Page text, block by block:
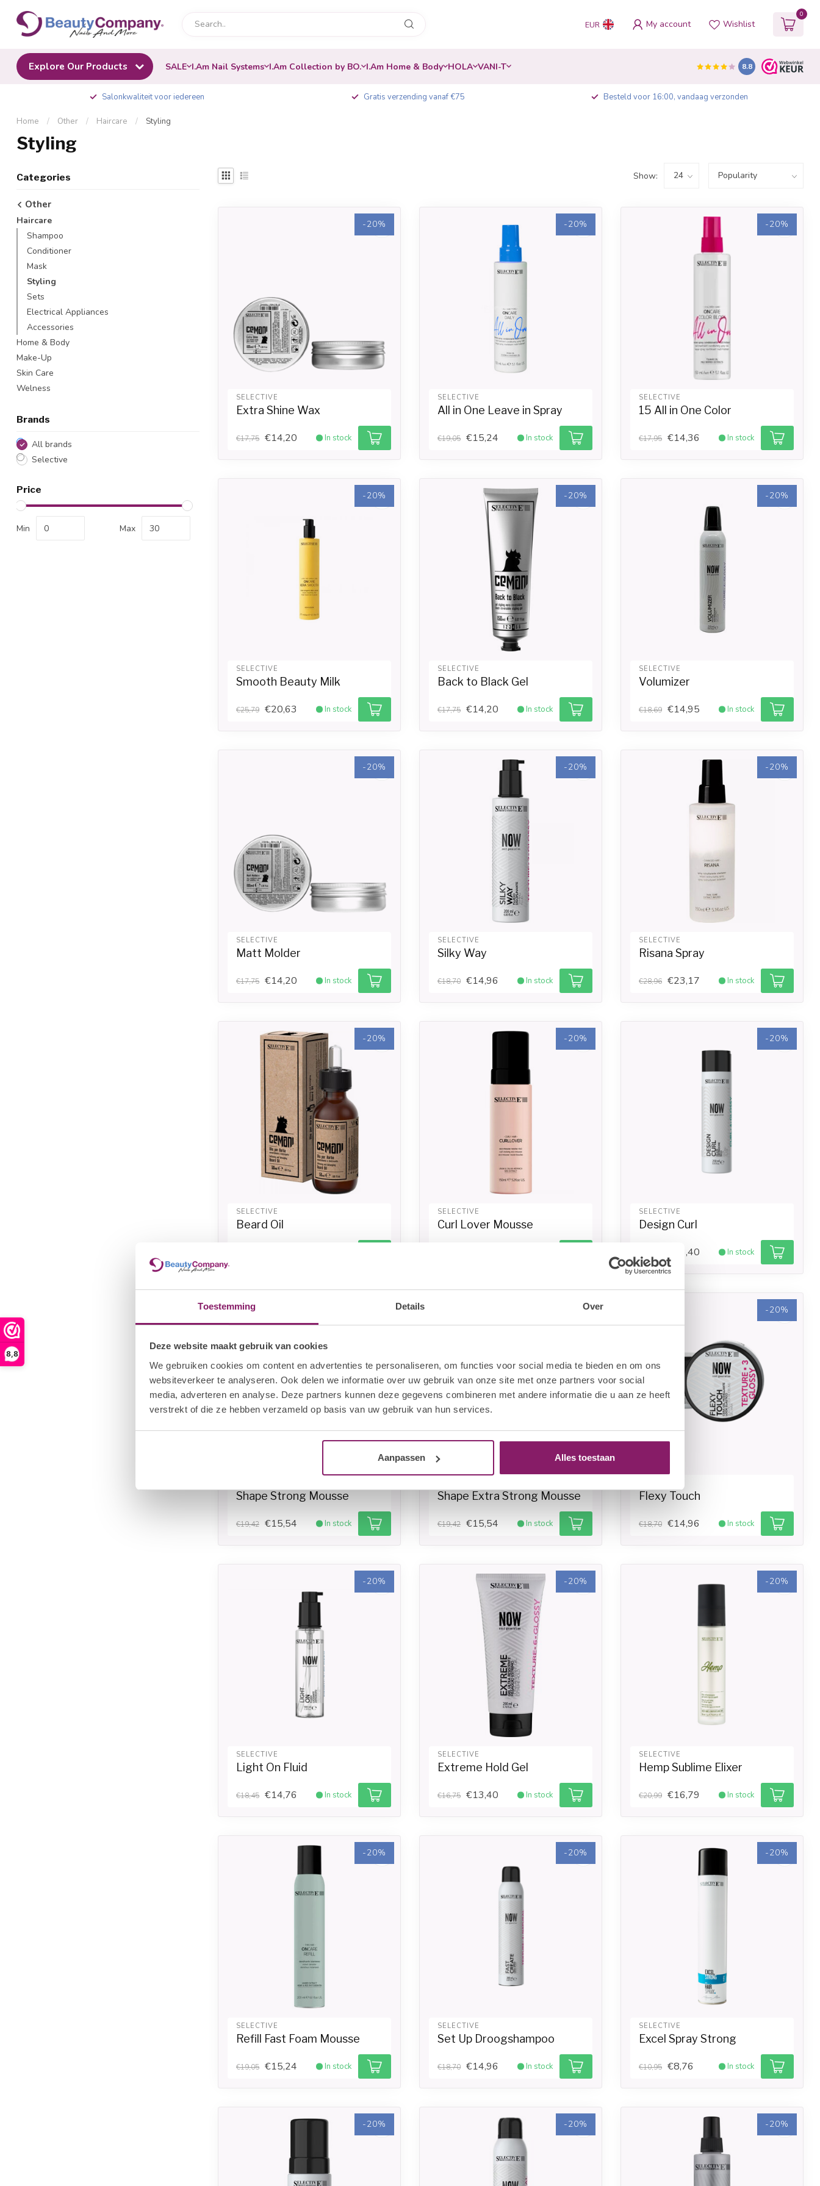
Toestemming Details Over
Deze website maakt gebruik van cookies
We gebruiken cookies om content en advertenties te personaliseren, om functies voor social media te bieden en om ons
websiteverkeer te analyseren. Ook delen we informatie over uw gebruik van onze site met onze partners voor social
media, adverteren en analyse. Deze partners kunnen deze gegevens combineren met andere informatie die u aan ze heeft
verstrekt of die ze hebben verzameld op basis van uw gebruik van hun services.
Aanpassen Alles toestaan
8,8
EUR My account Wishlist
0
Explore Our Products SALE I.Am Nail Systems I.Am Collection by BO. I.Am Home & Body HOLA VANI-T 8.8
Salonkwaliteit voor iedereen Gratis verzending vanaf €75 Besteld voor 16:00, vandaag verzonden
Home / Other / Haircare / Styling
Styling
Categories
Other
Haircare
Shampoo
Conditioner
Mask
Styling
Sets
Electrical Appliances
Accessories
Home & Body
Make-Up
Skin Care
Welness
Brands
All brands
Selective
Price
Min Max
Show:
-20%
SELECTIVE
Extra Shine Wax
€17,75 €14,20 In stock
-20%
SELECTIVE
All in One Leave in Spray
€19,05 €15,24 In stock
-20%
SELECTIVE
15 All in One Color
€17,95 €14,36 In stock
-20%
SELECTIVE
Smooth Beauty Milk
€25,79 €20,63 In stock
-20%
SELECTIVE
Back to Black Gel
€17,75 €14,20 In stock
-20%
SELECTIVE
Volumizer
€18,69 €14,95 In stock
-20%
SELECTIVE
Matt Molder
€17,75 €14,20 In stock
-20%
SELECTIVE
Silky Way
€18,70 €14,96 In stock
-20%
SELECTIVE
Risana Spray
€28,96 €23,17 In stock
-20%
SELECTIVE
Beard Oil
-20%
SELECTIVE
Curl Lover Mousse
-20%
SELECTIVE
Design Curl
€13,40 In stock
Shape Strong Mousse
€19,42 €15,54 In stock
-20%
Shape Extra Strong Mousse
€19,42 €15,54 In stock
-20%
Flexy Touch
€18,70 €14,96 In stock
-20%
SELECTIVE
Light On Fluid
€18,45 €14,76 In stock
-20%
SELECTIVE
Extreme Hold Gel
€16,75 €13,40 In stock
-20%
SELECTIVE
Hemp Sublime Elixer
€20,99 €16,79 In stock
-20%
SELECTIVE
Refill Fast Foam Mousse
€19,05 €15,24 In stock
-20%
SELECTIVE
Set Up Droogshampoo
€18,70 €14,96 In stock
-20%
SELECTIVE
Excel Spray Strong
€10,95 €8,76 In stock
-20% -20% -20%